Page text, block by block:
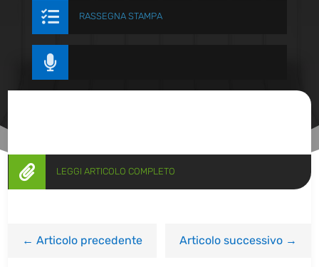
 RASSEGNA STAMPA

 LEGGI ARTICOLO COMPLETO
←Articolo precedente Articolo successivo→